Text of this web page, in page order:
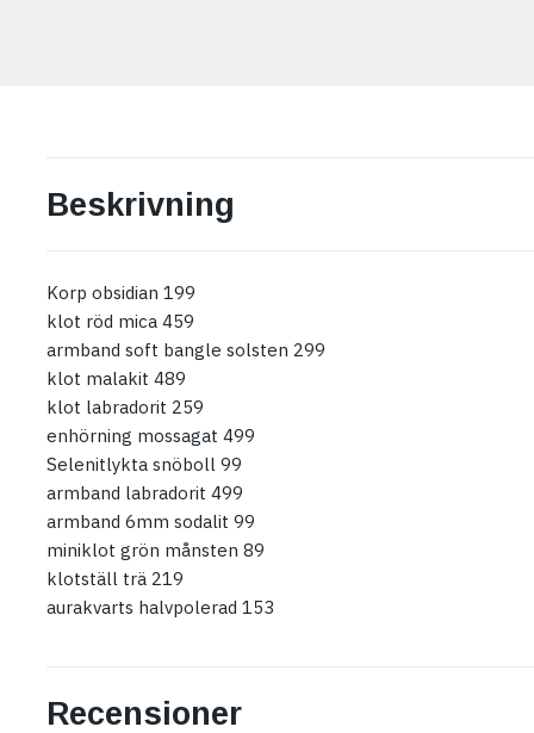
Beskrivning
Korp obsidian 199
klot röd mica 459
armband soft bangle solsten 299
klot malakit 489
klot labradorit 259
enhörning mossagat 499
Selenitlykta snöboll 99
armband labradorit 499
armband 6mm sodalit 99
miniklot grön månsten 89
klotställ trä 219
aurakvarts halvpolerad 153
Recensioner